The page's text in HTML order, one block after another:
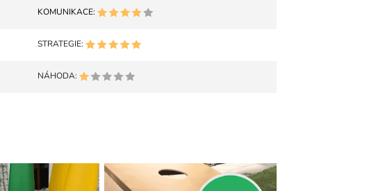
KOMUNIKACE:
STRATEGIE:
NÁHODA: